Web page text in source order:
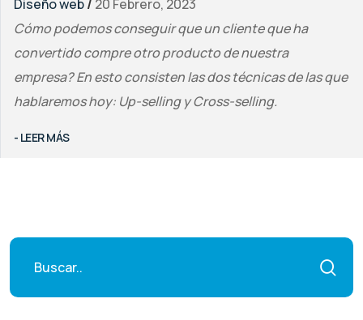
Diseño web/ 20 Febrero, 2023
Cómo podemos conseguir que un cliente que ha
convertido compre otro producto de nuestra
empresa? En esto consisten las dos técnicas de las que
hablaremos hoy: Up-selling y Cross-selling.
- LEER MÁS